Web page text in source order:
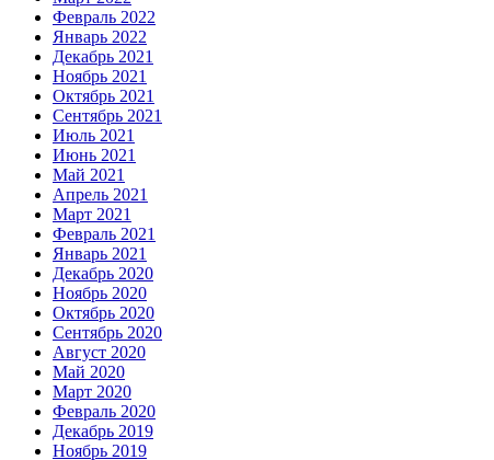
Февраль 2022
Январь 2022
Декабрь 2021
Ноябрь 2021
Октябрь 2021
Сентябрь 2021
Июль 2021
Июнь 2021
Май 2021
Апрель 2021
Март 2021
Февраль 2021
Январь 2021
Декабрь 2020
Ноябрь 2020
Октябрь 2020
Сентябрь 2020
Август 2020
Май 2020
Март 2020
Февраль 2020
Декабрь 2019
Ноябрь 2019